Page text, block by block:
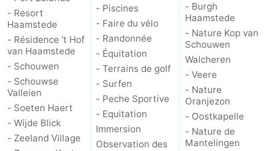
Kop
van
Schouwen
Veere
Nature
Oranjezon
-
Oostkapelle
Nature
-
- Resort
Haamstede
- Résidence 't Hof
van Haamstede
- Schouwen
- Schouwse
Valleien
- Soeten Haert
- Wijde Blick
- Zeeland Village
- Piscines
- Faire du vélo
- Randonnée
- Équitation
- Terrains de golf
- Surfen
- Peche Sportive
- Equitation
Immersion
Observation des
- Burgh
Haamstede
- Nature Kop van
Schouwen
Walcheren
- Veere
- Nature
Oranjezon
- Oostkapelle
- Nature de
Mantelingen